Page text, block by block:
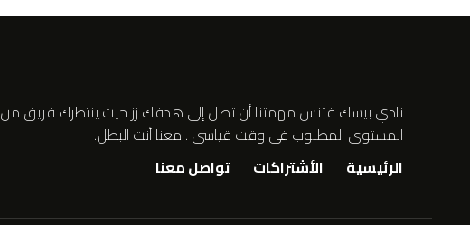
نادي بيسك فتنس مهمتنا أن تصل إلى هدفك زز حيث ينتظرك فريق من
المستوى المطلوب في وقت قياسي . معنا أنت البطل.
الرئيسية
الأشتراكات تواصل معنا